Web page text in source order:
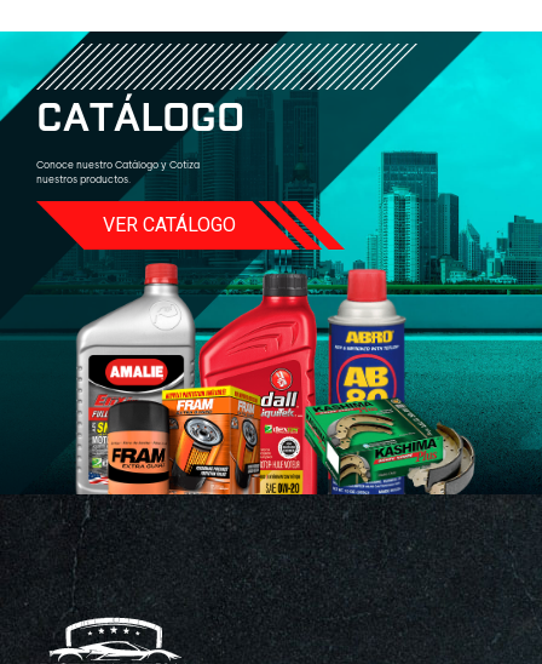
CATÁLOGO
Conoce nuestro Catálogo y Cotiza
nuestros productos.
VER CATÁLOGO